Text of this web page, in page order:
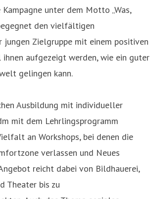
unter dem Motto „Was,
den vielfältigen
jungen Zielgruppe mit einem positiven
aufgezeigt werden, wie ein guter
gelingen kann.
Ausbildung mit individueller
mit dem Lehrlingsprogramm
an Workshops, bei denen die
verlassen und Neues
reicht dabei von Bildhauerei,
Theater bis zu